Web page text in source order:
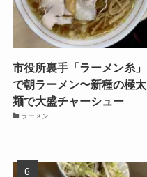
市役所裏手「ラーメン糸」
で朝ラーメン〜新種の極太
麺で大盛チャーシュー
ラーメン